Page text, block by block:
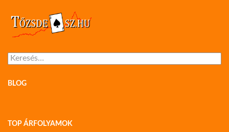
Keresés:
BLOG
TOP ÁRFOLYAMOK